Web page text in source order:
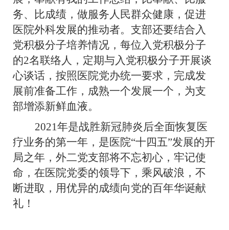
务、比成绩，做服务人民群众健康，促进
医院外科发展的推动者。支部还要结合入
党积极分子培养情况，每位入党积极分子
的2名联络人，定期与入党积极分子开展谈
心谈话，按照医院党办统一要求， 完成发
展前准备工作， 成熟一个发展一个，为支
部增添新鲜血液。
2021年是战胜新冠肺炎后全面恢复医
疗业务的第一年，是医院“十四五”发展的开
局之年，外二党支部将不忘初心，牢记使
命，在医院党委的领导下，乘风破浪，不
断进取，用优异的成绩向党的百年华诞献
礼！